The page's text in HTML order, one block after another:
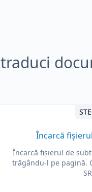
Încarcă
Încarcă fișierul de
trăgându-l pe pagină.